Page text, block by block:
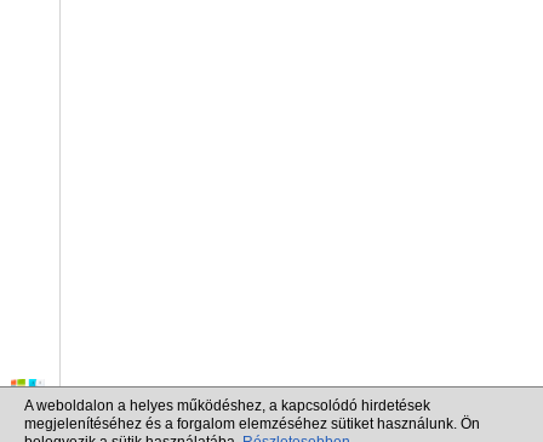
A weboldalon a helyes működéshez, a kapcsolódó hirdetések
megjelenítéséhez és a forgalom elemzéséhez sütiket használunk. Ön